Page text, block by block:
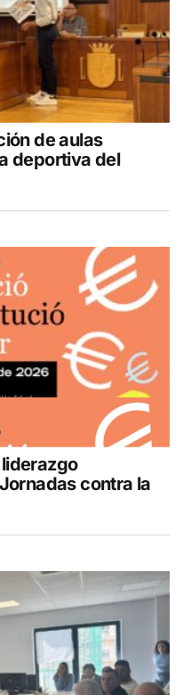
de aulas
deportiva del
contra la